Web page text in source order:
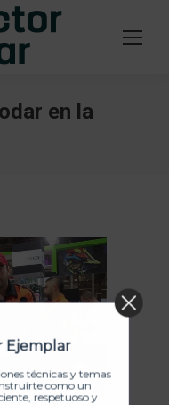
en la
Ejemplar
técnicas y temas
como un
respetuoso y